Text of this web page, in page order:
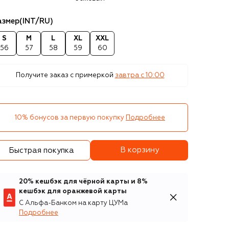
(INT/RU)
S
56
M
57
L
58
XL
59
XXL
60
Получите заказ с примеркой завтра c 10:00
10% бонусов за первую покупку Подробнее
Быстрая покупка В корзину
20% кешбэк для чёрной карты и 8%
кешбэк для оранжевой карты
С Альфа-Банком на карту ЦУМа
Подробнее